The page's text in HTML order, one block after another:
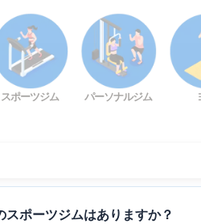
スポーツジム パーソナルジム
ポーツジムはありますか？